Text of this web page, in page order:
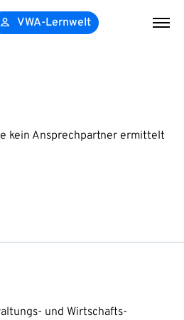
VWA-Lernwelt
kein Ansprechpartner ermittelt
und Wirtschafts-